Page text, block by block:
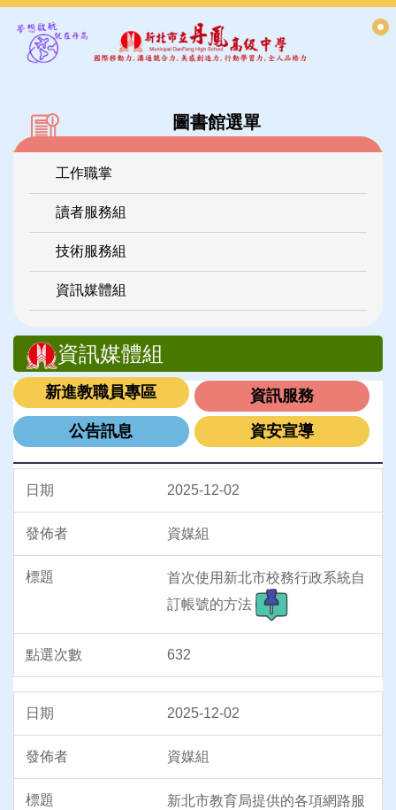
到
區
圖書館選單
工作職掌
讀者服務組
技術服務組
資訊媒體組
資訊媒體組
新進教職員專區
資訊服務
公告訊息
資安宣導
2025-12-02
資媒組
首次使用新北市校務行政系統自
訂帳號的方法
632
2025-12-02
資媒組
新北市教育局提供的各項網路服